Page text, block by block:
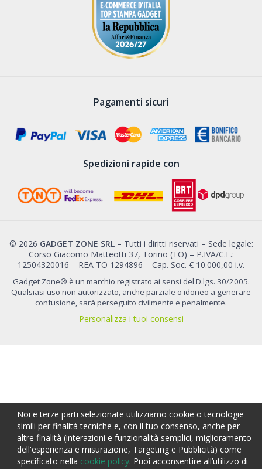
Pagamenti sicuri
Spedizioni rapide con
© 2026 GADGET ZONE SRL– Tutti i diritti riservati – Sede legale:
Corso Giacomo Matteotti 37, Torino (TO) – P.IVA/C.F.:
12504320016 – REA TO 1294896 – Cap. Soc. € 10.000,00 i.v.
Gadget Zone® è un marchio registrato ai sensi del D.lgs. 30/2005.
Qualsiasi uso non autorizzato, anche parziale o idoneo a generare
confusione, sarà perseguito civilmente e penalmente.
Personalizza i tuoi consensi
Noi e terze parti selezionate utilizziamo cookie o tecnologie
simili per finalità tecniche e, con il tuo consenso, anche per
altre finalità (interazioni e funzionalità semplici, miglioramento
dell'esperienza e misurazione, Targeting e Pubblicità) come
specificato nella cookie policy. Puoi acconsentire all’utilizzo di